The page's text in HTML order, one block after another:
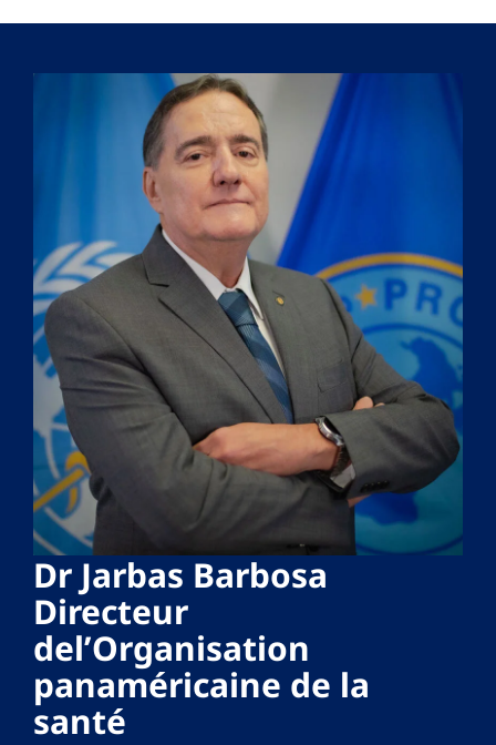
Dr Jarbas Barbosa
Directeur
del’Organisation
panaméricaine de la
santé